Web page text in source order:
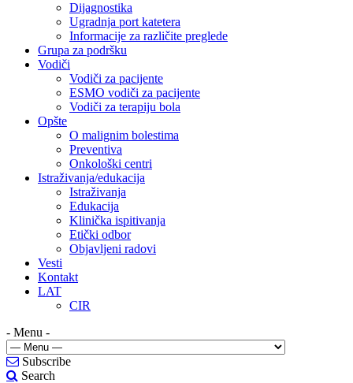
Dijagnostika
Ugradnja port katetera
Informacije za različite preglede
Grupa za podršku
Vodiči
Vodiči za pacijente
ESMO vodiči za pacijente
Vodiči za terapiju bola
Opšte
O malignim bolestima
Preventiva
Onkološki centri
Istraživanja/edukacija
Istraživanja
Edukacija
Klinička ispitivanja
Etički odbor
Objavljeni radovi
Vesti
Kontakt
LAT
CIR
- Menu -
Subscribe
Search